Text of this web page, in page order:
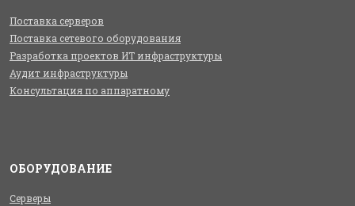
Поставка серверов
Поставка сетевого оборудования
Разработка проектов ИТ инфраструктуры
Аудит инфраструктуры
Консультация по аппаратному
ОБОРУДОВАНИЕ
Серверы